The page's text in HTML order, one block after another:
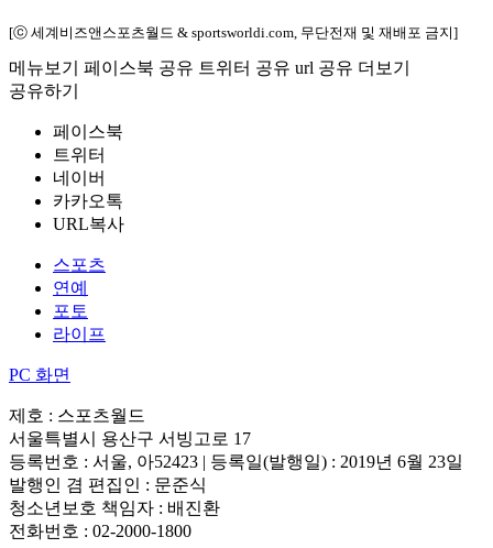
[ⓒ 세계비즈앤스포츠월드 & sportsworldi.com, 무단전재 및 재배포 금지]
메뉴보기 페이스북 공유 트위터 공유 url 공유 더보기
공유하기
페이스북
트위터
네이버
카카오톡
URL복사
스포츠
연예
포토
라이프
PC 화면
제호 : 스포츠월드
서울특별시 용산구 서빙고로 17
등록번호 : 서울, 아52423 | 등록일(발행일) : 2019년 6월 23일
발행인 겸 편집인 : 문준식
청소년보호 책임자 : 배진환
전화번호 : 02-2000-1800